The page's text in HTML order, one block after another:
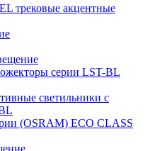
трековые акцентные
серии LST-BL
светильники с
(OSRAM) ECO CLASS